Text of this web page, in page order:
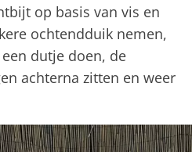
op basis van vis en
ochtendduik nemen,
dutje doen, de
achterna zitten en weer